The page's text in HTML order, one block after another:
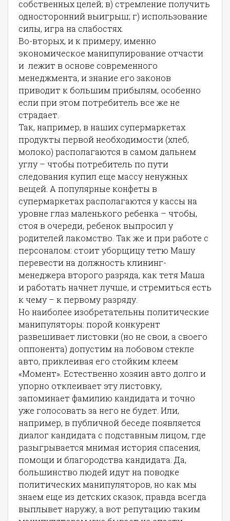
собственных целей; в) стремление получить
односторонний выигрыш; г) использование
силы, игра на слабостях.
Во-вторых, и к примеру, именно
экономическое манипулирование отчасти
и лежит в основе современного
менеджмента, и знание его законов
приводит к большим прибылям, особенно
если при этом потребитель все же не
страдает.
Так, например, в наших супермаркетах
продукты первой необходимости (хлеб,
молоко) располагаются в самом дальнем
углу – чтобы потребитель по пути
следования купил еще массу ненужных
вещей. А популярные конфеты в
супермаркетах располагаются у кассы на
уровне глаз маленького ребенка – чтобы,
стоя в очереди, ребенок выпросил у
родителей лакомство. Так же и при работе с
персоналом: стоит уборщицу тетю Машу
перевести на должность клининг-
менеджера второго разряда, как тетя Маша
и работать начнет лучше, и стремиться есть
к чему – к первому разряду.
Но наиболее изобретательны политические
манипуляторы: порой конкурент
развешивает листовки (но не свои, а своего
оппонента) допустим на лобовом стекле
авто, приклеивая его стойким клеем
«Момент». Естественно хозяин авто долго и
упорно отклеивает эту листовку,
запоминает фамилию кандидата и точно
уже голосовать за него не будет. Или,
например, в публичной беседе появляется
диалог кандидата с подставным лицом, где
разыгрывается мнимая история спасения,
помощи и благородства кандидата. Да,
большинство людей идут на поводке
политических манипуляторов, но как мы
знаем еще из детских сказок, правда всегда
выплывет наружу, а вот репутацию таким